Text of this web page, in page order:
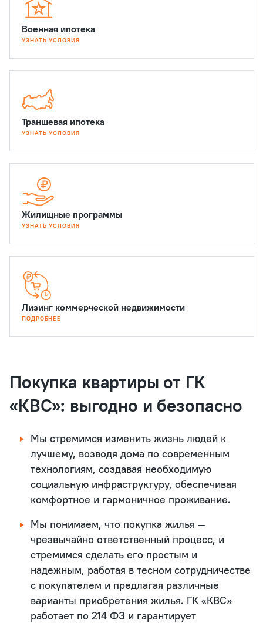
Военная ипотека
УЗНАТЬ УСЛОВИЯ
Траншевая ипотека
УЗНАТЬ УСЛОВИЯ
Жилищные программы
УЗНАТЬ УСЛОВИЯ
Лизинг коммерческой недвижимости
ПОДРОБНЕЕ
Покупка квартиры от ГК
«КВС»: выгодно и безопасно
Мы стремимся изменить жизнь людей к
лучшему, возводя дома по современным
технологиям, создавая необходимую
социальную инфраструктуру, обеспечивая
комфортное и гармоничное проживание.
Мы понимаем, что покупка жилья —
чрезвычайно ответственный процесс, и
стремимся сделать его простым и
надежным, работая в тесном сотрудничестве
с покупателем и предлагая различные
варианты приобретения жилья. ГК «КВС»
работает по 214 ФЗ и гарантирует